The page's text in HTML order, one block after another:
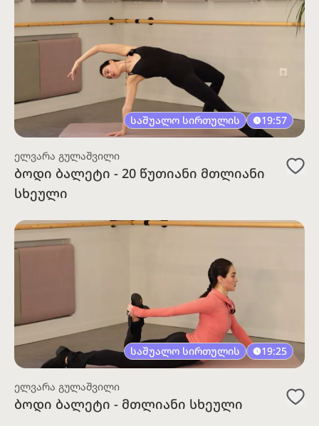
საშუალო სირთულის 19:57
ელვარა გულაშვილი
ბოდი ბალეტი - 20 წუთიანი მთლიანი
სხეული
საშუალო სირთულის 19:25
ელვარა გულაშვილი
ბოდი ბალეტი - მთლიანი სხეული